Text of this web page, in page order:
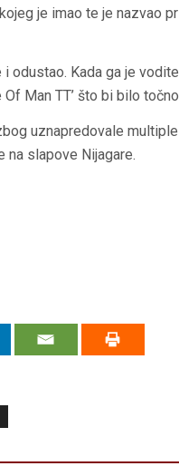
je imao te je nazvao
odustao. Kada ga je
Man TT’ što bi bilo
uznapredovale multiple
slapove Nijagare.